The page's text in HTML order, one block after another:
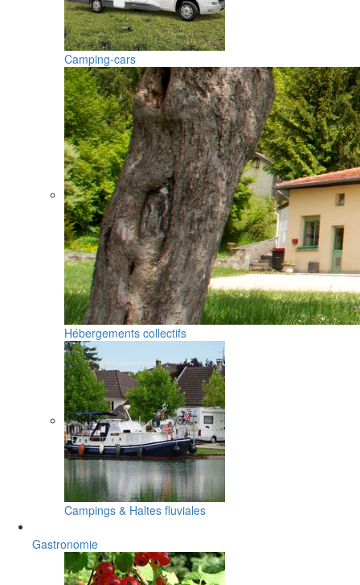
Camping-cars
Hébergements collectifs
Campings & Haltes fluviales
Gastronomie